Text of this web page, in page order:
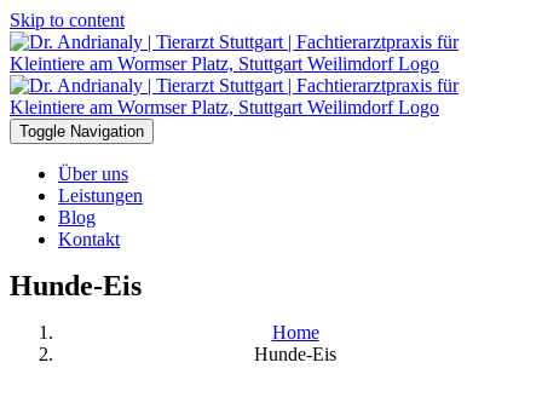
Skip to content
Toggle Navigation
Über uns
Leistungen
Blog
Kontakt
Hunde-Eis
Home
Hunde-Eis